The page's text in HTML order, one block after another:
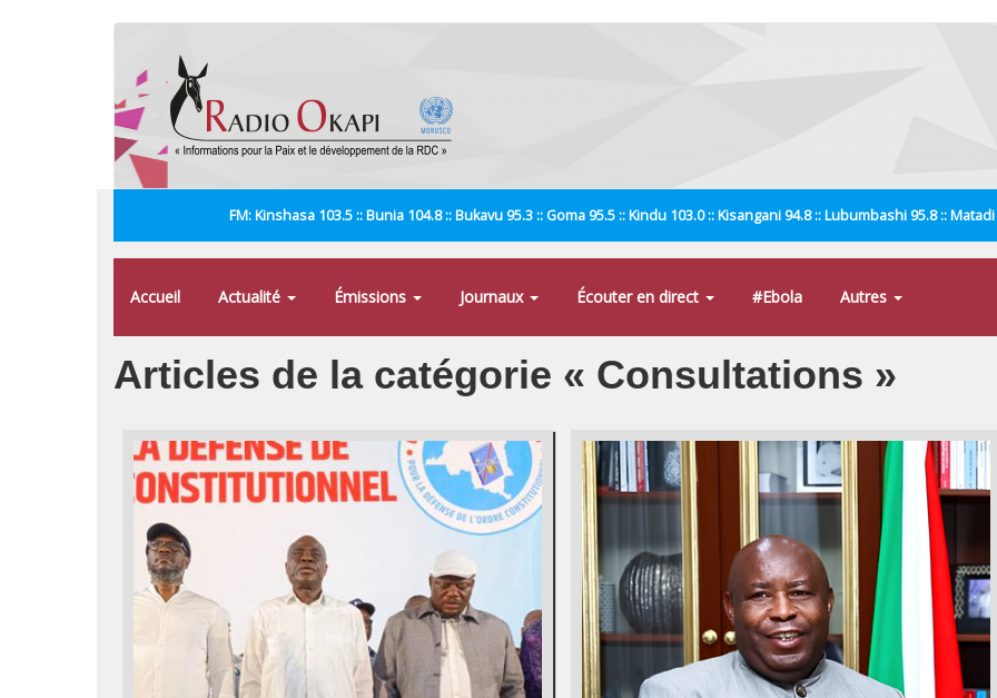
FM: Kinshasa 103.5 :: Bunia 104.8 :: Bukavu 95.3 :: Goma 95.5 :: Kindu 103.0 :: Kisangani 94.8 :: Lubumbashi 95.8 ::
Accueil Actualité Émissions Journaux Écouter en direct #Ebola Autres
Articles de la catégorie « Consultations »